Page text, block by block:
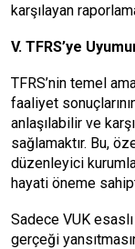
karşılayan
V. TFRS’ye
TFRS’nin temel
faaliyet
anlaşılabilir ve
sağlamaktır. Bu,
düzenleyici
hayati öneme
Sadece VUK
gerçeği